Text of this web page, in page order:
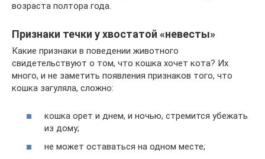
возраста полтора года.
Признаки течки у хвостатой «невесты»
Какие признаки в поведении животного
свидетельствуют о том, что кошка хочет кота? Их
много, и не заметить появления признаков того, что
кошка загуляла, сложно:
кошка орет и днем, и ночью, стремится убежать
из дому;
не может оставаться на одном месте;